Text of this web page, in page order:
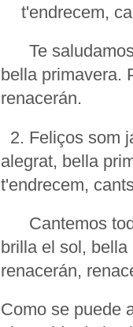
t'endrecem,
Te saludamos
bella primavera.
renacerán.
2. Feliços som
alegrat, bella
t'endrecem,
Cantemos
brilla el sol,
renacerán,
Como se puede